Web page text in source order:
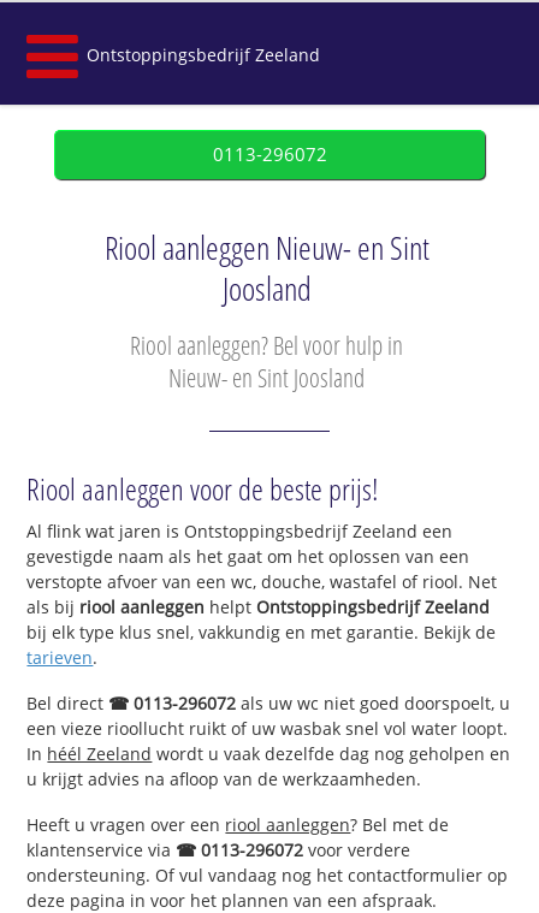
Ontstoppingsbedrijf Zeeland
0113-296072
Riool aanleggen Nieuw- en Sint
Joosland
Riool aanleggen? Bel voor hulp in
Nieuw- en Sint Joosland
Riool aanleggen voor de beste prijs!
Al flink wat jaren is Ontstoppingsbedrijf Zeeland een
gevestigde naam als het gaat om het oplossen van een
verstopte afvoer van een wc, douche, wastafel of riool. Net
als bij riool aanleggen helptOntstoppingsbedrijf Zeeland
bij elk type klus snel, vakkundig en met garantie. Bekijk de
tarieven.
Bel direct ☎ 0113-296072 als uw wc niet goed doorspoelt, u
een vieze rioollucht ruikt of uw wasbak snel vol water loopt.
In héél Zeeland wordt u vaak dezelfde dag nog geholpen en
u krijgt advies na afloop van de werkzaamheden.
Heeft u vragen over een riool aanleggen? Bel met de
klantenservice via ☎ 0113-296072 voor verdere
ondersteuning. Of vul vandaag nog het contactformulier op
deze pagina in voor het plannen van een afspraak.